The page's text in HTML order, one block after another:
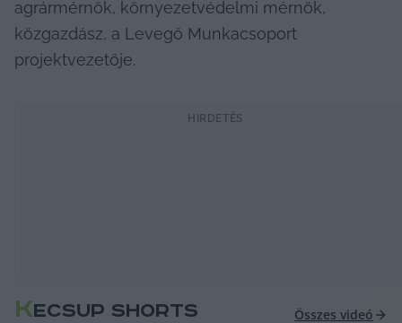
agrármérnök, környezetvédelmi mérnök,
közgazdász, a Levegő Munkacsoport
projektvezetője.
HIRDETÉS
KECSUP SHORTS Összes videó